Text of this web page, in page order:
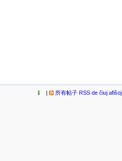
所有帖子 RSS de ĉiuj afiŝoj